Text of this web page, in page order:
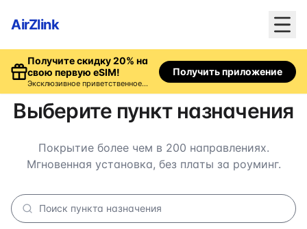
Получите скидку 20% на
свою первую eSIM!
Эксклюзивное приветственное
предложение, доступное только
в приложении.
Получить приложение
AirZlink
Выберите пункт назначения
Покрытие более чем в 200 направлениях.
Мгновенная установка, без платы за роуминг.